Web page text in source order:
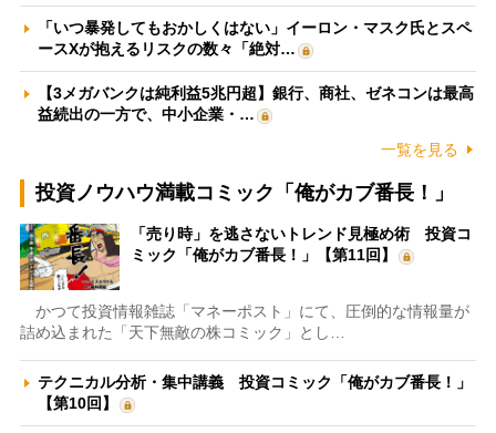
「いつ暴発してもおかしくはない」イーロン・マスク氏とスペ
ースXが抱えるリスクの数々「絶対…
【3メガバンクは純利益5兆円超】銀行、商社、ゼネコンは最高
益続出の一方で、中小企業・…
一覧を見る
投資ノウハウ満載コミック「俺がカブ番長！」
「売り時」を逃さないトレンド見極め術 投資コ
ミック「俺がカブ番長！」【第11回】
かつて投資情報雑誌「マネーポスト」にて、圧倒的な情報量が
詰め込まれた「天下無敵の株コミック」とし…
テクニカル分析・集中講義 投資コミック「俺がカブ番長！」
【第10回】